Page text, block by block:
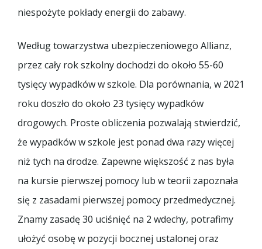
niespożyte pokłady energii do zabawy.
Według towarzystwa ubezpieczeniowego Allianz,
przez cały rok szkolny dochodzi do około 55-60
tysięcy wypadków w szkole. Dla porównania, w 2021
roku doszło do około 23 tysięcy wypadków
drogowych. Proste obliczenia pozwalają stwierdzić,
że wypadków w szkole jest ponad dwa razy więcej
niż tych na drodze. Zapewne większość z nas była
na kursie pierwszej pomocy lub w teorii zapoznała
się z zasadami pierwszej pomocy przedmedycznej.
Znamy zasadę 30 uciśnięć na 2 wdechy, potrafimy
ułożyć osobę w pozycji bocznej ustalonej oraz